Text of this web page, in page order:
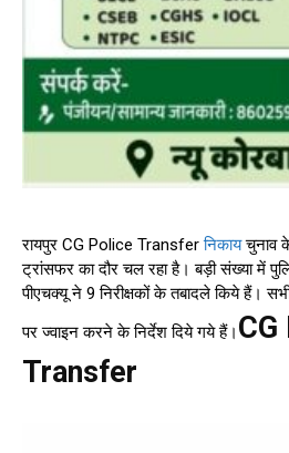
रायपुर CG Police Transferनिकायचुनाव
ट्रांसफर का दौर चल रहा है। बड़ी संख्या में
पीएचक्यू ने 9 निरीक्षकों के तबादले किये हैं।
पर ज्वाइन करने के निर्देश दिये गये हैं।
Transfer